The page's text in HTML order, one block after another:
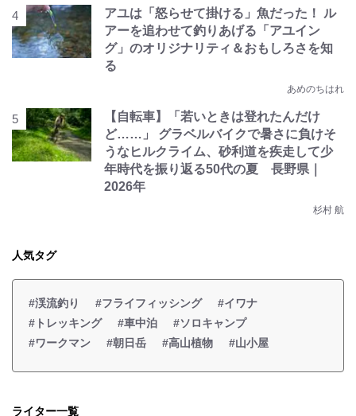
アユは「怒らせて掛ける」魚だった！ ル
アーを追わせて釣りあげる「アユイン
グ」のオリジナリティ＆おもしろさを知
る
あめのちはれ
【自転車】「若いときは登れたんだけ
ど……」 グラベルバイクで暑さに負けそ
うなヒルクライム、砂利道を疾走して少
年時代を振り返る50代の夏 長野県｜
2026年
杉村 航
人気タグ
#渓流釣り #フライフィッシング
#イワナ
#トレッキング
#車中泊
#ソロキャンプ
#ワークマン
#朝日岳 #高山植物 #山小屋
ライター一覧